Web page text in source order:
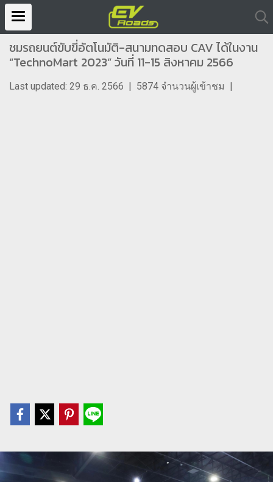
ชมรถยนต์ขับขี่อัตโนมัติ-สนามทดสอบ CAV ได้ในงาน
“TechnoMart 2023” วันที่ 11-15 สิงหาคม 2566
Last updated: 29 ธ.ค. 2566 | 5874 จำนวนผู้เข้าชม |